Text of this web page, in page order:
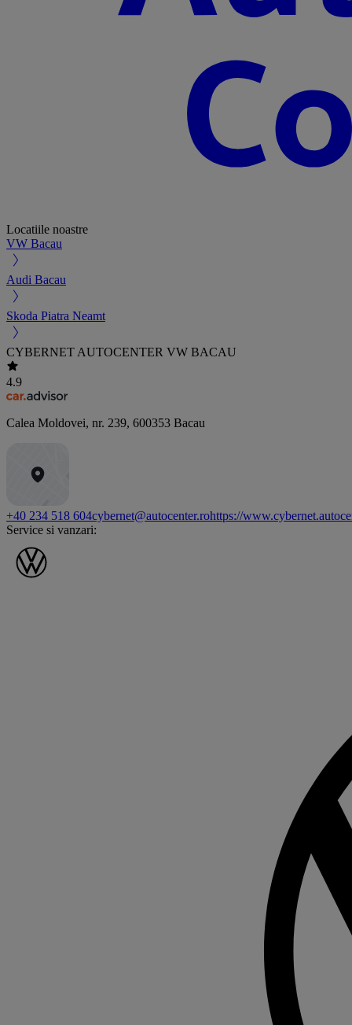
Locatiile noastre
VW Bacau
Audi Bacau
Skoda Piatra Neamt
CYBERNET AUTOCENTER VW BACAU
4.9
Calea Moldovei, nr. 239, 600353 Bacau
+40 234 518 604cybernet@autocenter.rohttps://
Service si vanzari: